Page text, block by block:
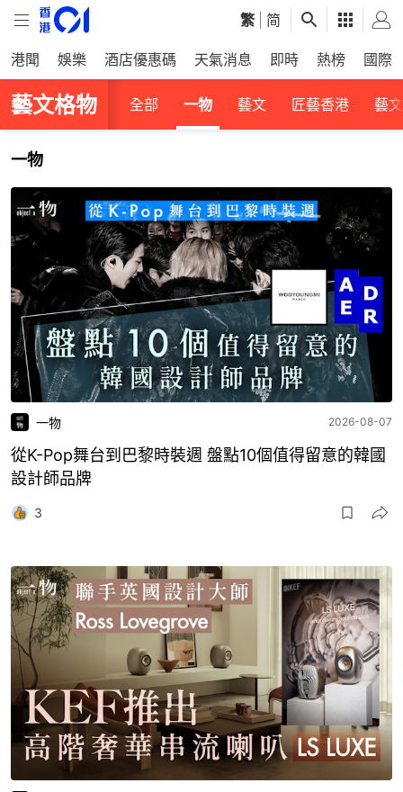
繁 简
港聞 娛樂 酒店優惠碼 天氣消息 即時 熱榜 國際
藝文格物 全部 一物 藝文 匠藝香港 藝
一物
一物 2026-08-07
從K-Pop舞台到巴黎時裝週 盤點10個值得留意的韓國
設計師品牌
3